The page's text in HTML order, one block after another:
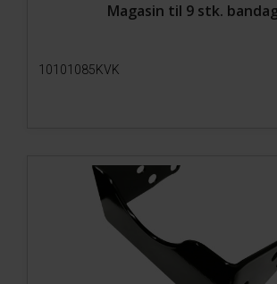
Magasin til 9 stk.
10101085KVK